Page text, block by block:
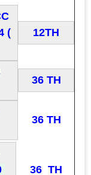
(
12TH
36 TH
36 TH
36 TH